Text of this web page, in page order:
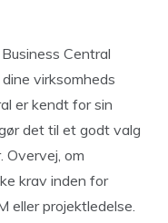
Central
virksomheds
er kendt for sin
det til et godt valg
Overvej, om
krav inden for
eller projektledelse.